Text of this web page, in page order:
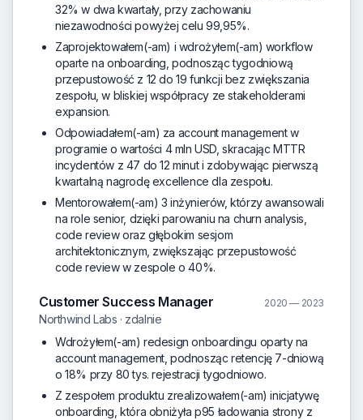
32% w dwa kwartały, przy zachowaniu
niezawodności powyżej celu 99,95%.
Zaprojektowałem(-am) i wdrożyłem(-am) workflow
oparte na onboarding, podnosząc tygodniową
przepustowość z 12 do 19 funkcji bez zwiększania
zespołu, w bliskiej współpracy ze stakeholderami
expansion.
Odpowiadałem(-am) za account management w
programie o wartości 4 mln USD, skracając MTTR
incydentów z 47 do 12 minut i zdobywając pierwszą
kwartalną nagrodę excellence dla zespołu.
Mentorowałem(-am) 3 inżynierów, którzy awansowali
na role senior, dzięki parowaniu na churn analysis,
code review oraz głębokim sesjom
architektonicznym, zwiększając przepustowość
code review w zespole o 40%.
Customer Success Manager 2020 — 2023
Northwind Labs · zdalnie
Wdrożyłem(-am) redesign onboardingu oparty na
account management, podnosząc retencję 7-dniową
o 18% przy 80 tys. rejestracji tygodniowo.
Z zespołem produktu zrealizowałem(-am) inicjatywę
onboarding, która obniżyła p95 ładowania strony z